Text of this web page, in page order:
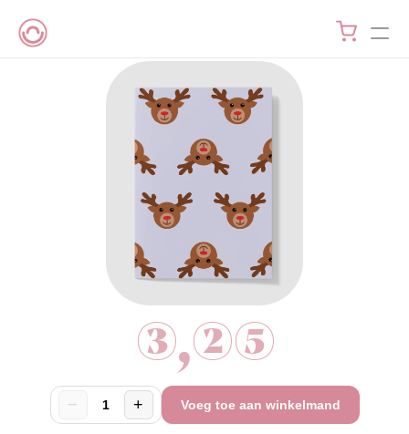
3,25
− 1 + Voeg toe aan winkelmand